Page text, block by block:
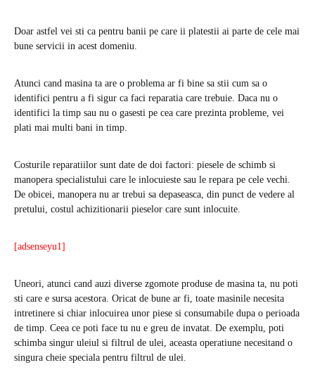
Doar astfel vei sti ca pentru banii pe care ii platestii ai parte de cele mai
bune servicii in acest domeniu.
Atunci cand masina ta are o problema ar fi bine sa stii cum sa o
identifici pentru a fi sigur ca faci reparatia care trebuie. Daca nu o
identifici la timp sau nu o gasesti pe cea care prezinta probleme, vei
plati mai multi bani in timp.
Costurile reparatiilor sunt date de doi factori: piesele de schimb si
manopera specialistului care le inlocuieste sau le repara pe cele vechi.
De obicei, manopera nu ar trebui sa depaseasca, din punct de vedere al
pretului, costul achizitionarii pieselor care sunt inlocuite.
[adsenseyu1]
Uneori, atunci cand auzi diverse zgomote produse de masina ta, nu poti
sti care e sursa acestora. Oricat de bune ar fi, toate masinile necesita
intretinere si chiar inlocuirea unor piese si consumabile dupa o perioada
de timp. Ceea ce poti face tu nu e greu de invatat. De exemplu, poti
schimba singur uleiul si filtrul de ulei, aceasta operatiune necesitand o
singura cheie speciala pentru filtrul de ulei.